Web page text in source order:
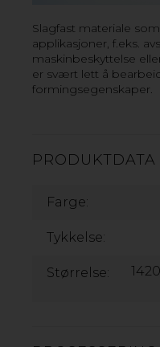
Slagfast materiale
applikasjoner, f.eks.
maskinbeskyttelse
er svært lett å
formingsegenskaper.
PRODUKTDATA
Farge:
Tykkelse:
Størrelse: